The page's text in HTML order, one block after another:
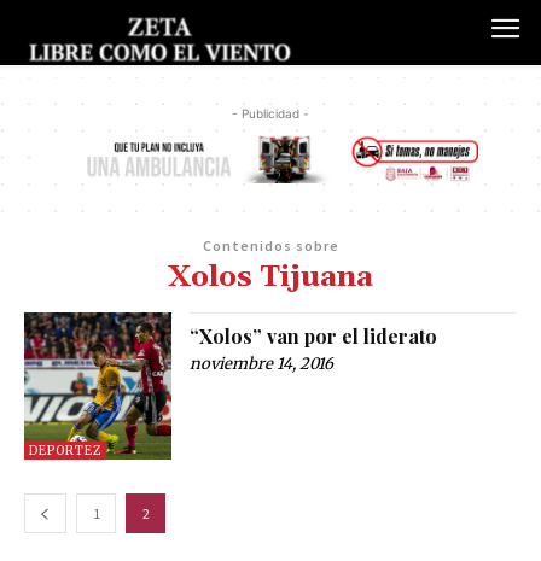
- Publicidad -
Contenidos sobre
Xolos Tijuana
DEPORTEZ
“Xolos” van por el liderato
noviembre 14, 2016
1 2